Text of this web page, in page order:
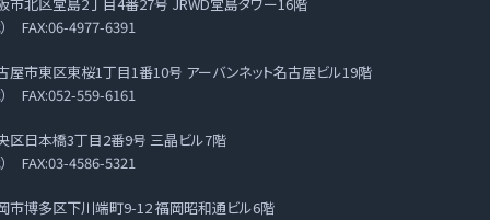
FAX:06-4977-6391
屋市東区東桜1丁目1番10号 アーバンネット名古屋ビル19階
FAX:052-559-6161
区日本橋3丁目2番9号 三晶ビル7階
FAX:03-4586-5321
市博多区下川端町9-12 福岡昭和通ビル6階